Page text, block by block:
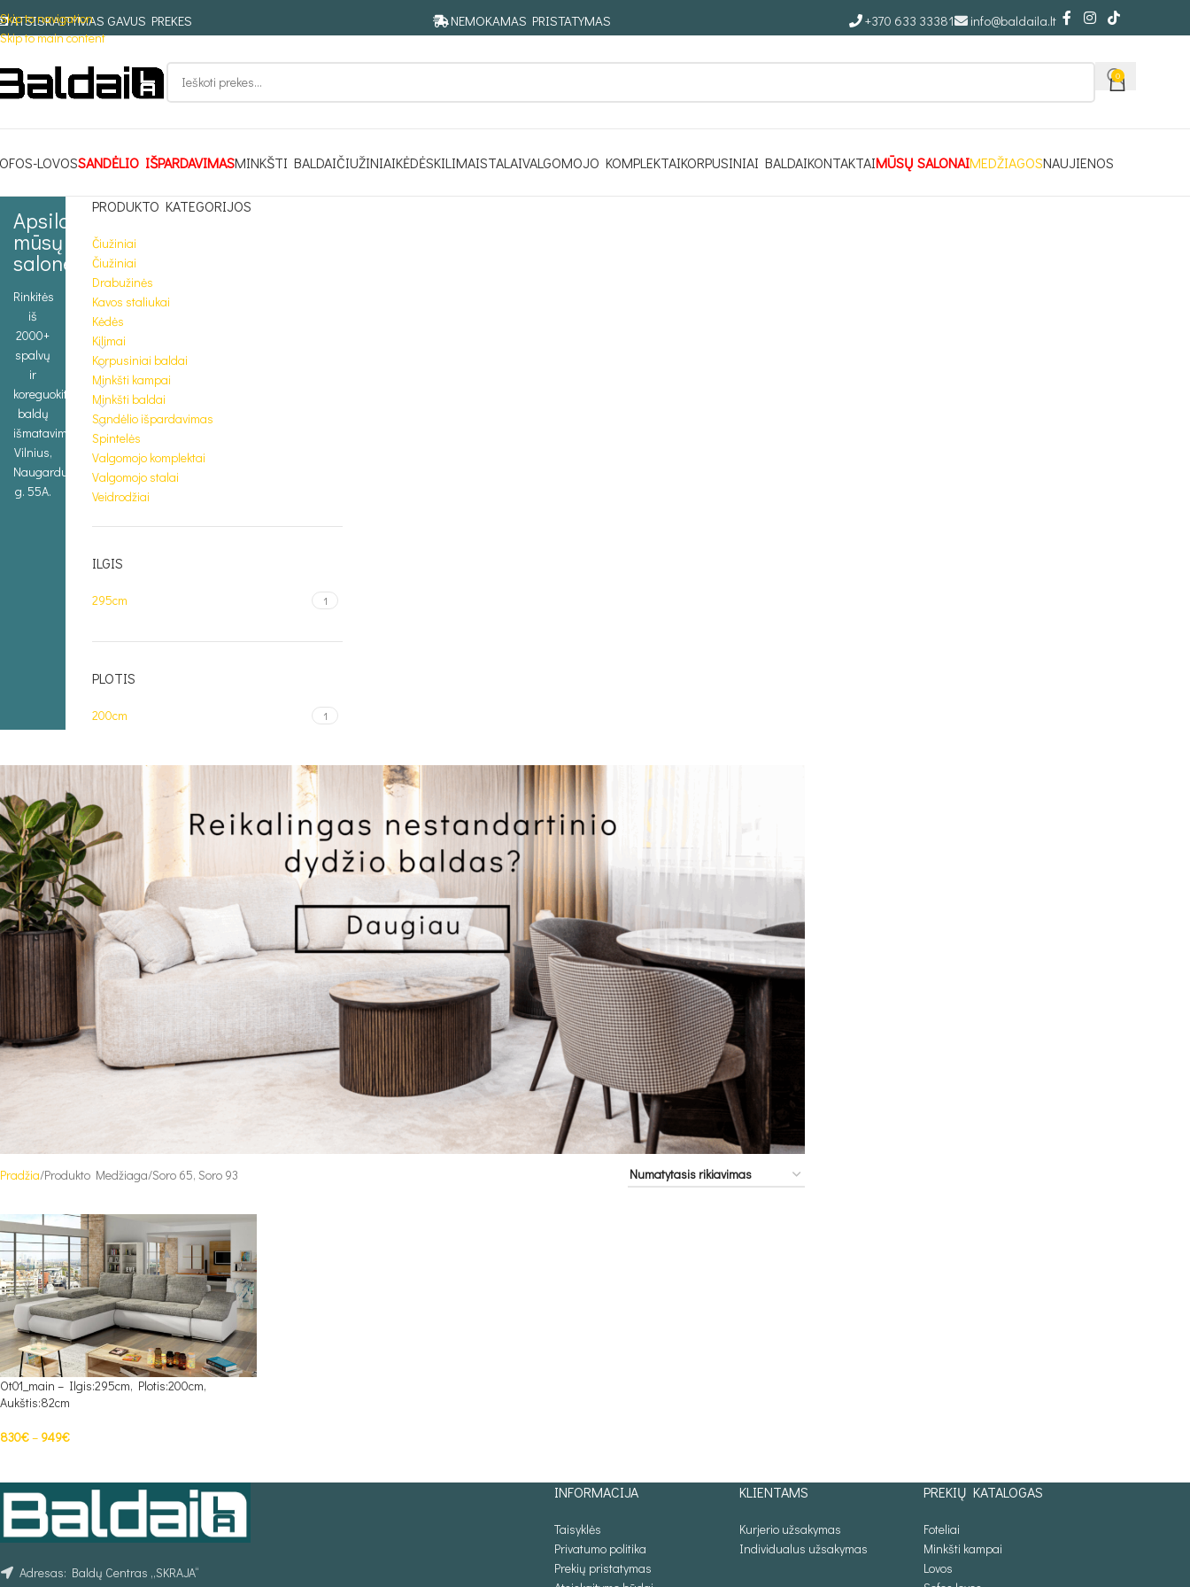
Skip to navigation
Skip to main content
ATSISKAITYMAS GAVUS PREKES NEMOKAMAS PRISTATYMAS +370 633 33381 info@baldaila.lt
0
LOVOSSANDĖLIO IŠPARDAVIMASMINKŠTI BALDAIČIUŽINIAIKĖDĖSKILIMAISTALAIVALGOMOJO KOMPLEKTAIKORPUSINIAI BALDAIKONTAKTAIMŪSŲ SALONAIMEDŽIAGOSNAUJIENOS
Apsilankykite
mūsų
salone
Rinkitės
iš
2000+
spalvų
ir
koreguokite
baldų
išmatavimus.
Vilnius,
Naugarduko
g. 55A.
PRODUKTO KATEGORIJOS
Čiužiniai
Čiužiniai
Drabužinės
Kavos staliukai
Kėdės
Kilimai
Korpusiniai baldai
Minkšti kampai
Minkšti baldai
Sandėlio išpardavimas
Spintelės
Valgomojo komplektai
Valgomojo stalai
Veidrodžiai
ILGIS
295cm 1
PLOTIS
200cm 1
Pradžia Produkto Medžiaga Soro 65, Soro 93
Ot01_main – Ilgis:295cm, Plotis:200cm,
Aukštis:82cm
830€– 949€
Adresas: Baldų Centras „SKRAJA“
INFORMACIJA
Taisyklės
Privatumo politika
Prekių pristatymas
KLIENTAMS
Kurjerio užsakymas
Individualus užsakymas
PREKIŲ KATALOGAS
Foteliai
Minkšti kampai
Lovos